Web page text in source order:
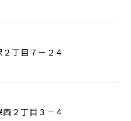
丁目７－２４
２丁目３－４